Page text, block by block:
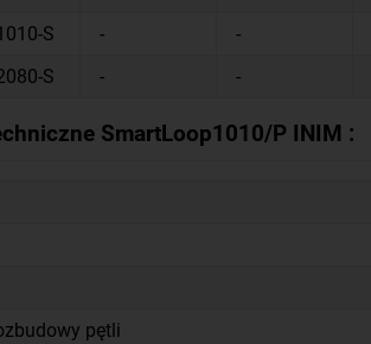
S
- -
S
- -
SmartLoop1010/P INIM :
pętli